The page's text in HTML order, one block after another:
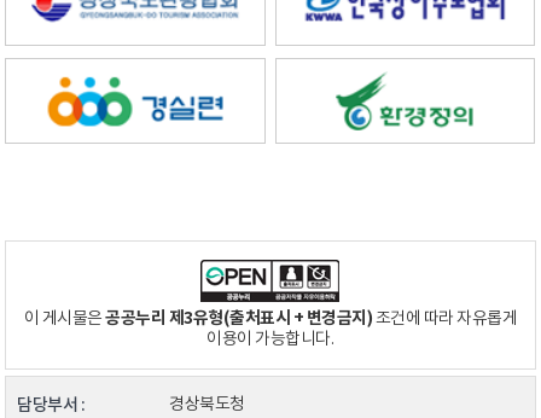
이 게시물은공공누리 제3유형(출처표시 + 변경금지)조건에 따라 자유롭게
이용이 가능합니다.
담당부서 : 경상북도청